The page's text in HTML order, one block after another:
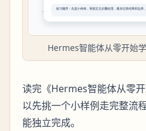
Hermes智能体从零开始
读完《Hermes智能体从零
以先挑一个小样例走完整流
能独立完成。